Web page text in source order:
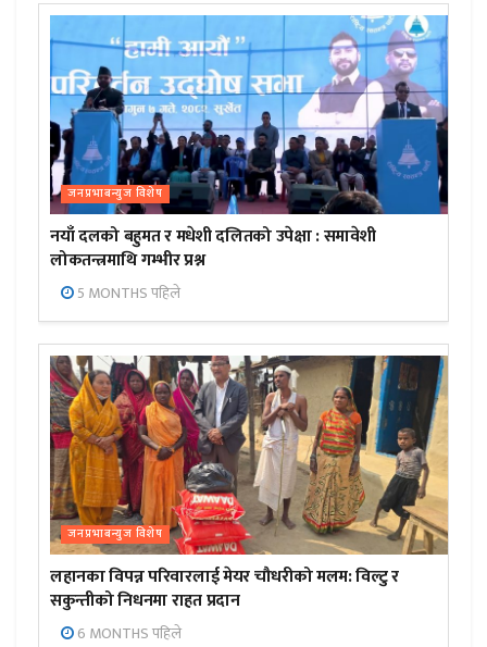
जनप्रभाबन्युज विशेष
नयाँ दलको बहुमत र मधेशी दलितको उपेक्षा : समावेशी
लोकतन्त्रमाथि गम्भीर प्रश्न
5 MONTHS पहिले
जनप्रभाबन्युज विशेष
लहानका विपन्न परिवारलाई मेयर चौधरीको मलम: विल्टु र
सकुन्तीको निधनमा राहत प्रदान
6 MONTHS पहिले